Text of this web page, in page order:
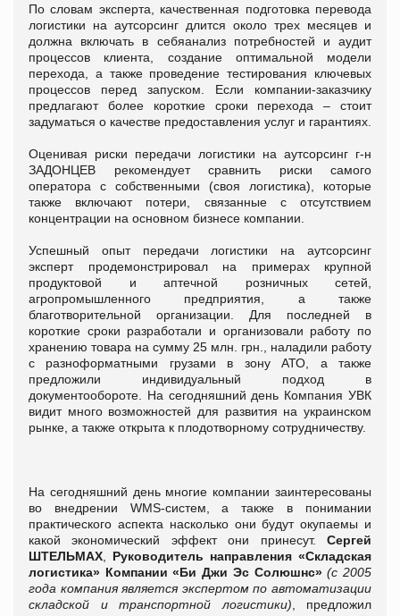
По словам эксперта, качественная подготовка перевода
логистики на аутсорсинг длится около трех месяцев и
должна включать в себяанализ потребностей и аудит
процессов клиента, создание оптимальной модели
перехода, а также проведение тестирования ключевых
процессов перед запуском. Если компании-заказчику
предлагают более короткие сроки перехода – стоит
задуматься о качестве предоставления услуг и гарантиях.
Оценивая риски передачи логистики на аутсорсинг г-н
ЗАДОНЦЕВ рекомендует сравнить риски самого
оператора с собственными (своя логистика), которые
также включают потери, связанные с отсутствием
концентрации на основном бизнесе компании.
Успешный опыт передачи логистики на аутсорсинг
эксперт продемонстрировал на примерах крупной
продуктовой и аптечной розничных сетей,
агропромышленного предприятия, а также
благотворительной организации. Для последней в
короткие сроки разработали и организовали работу по
хранению товара на сумму 25 млн. грн., наладили работу
с разноформатными грузами в зону АТО, а также
предложили индивидуальный подход в
документообороте. На сегодняшний день Компания УВК
видит много возможностей для развития на украинском
рынке, а также открыта к плодотворному сотрудничеству.
На сегодняшний день многие компании заинтересованы
во внедрении WMS-систем, а также в понимании
практического аспекта насколько они будут окупаемы и
какой экономический эффект они принесут. Сергей
ШТЕЛЬМАХ
Руководитель направления «Складская
логистика» Компании «Би Джи Эс Солюшнс»(с 2005
года компания является экспертом по автоматизации
складской и транспортной логистики) , предложил